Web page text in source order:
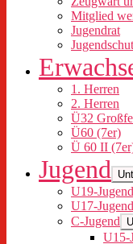
Mitglied
Jugendrat
1. Herren
2. Herren
Ü32
Ü60 (7er)
Ü 60 II
Jugend
U19-
U17-
C-Jugend
U15-